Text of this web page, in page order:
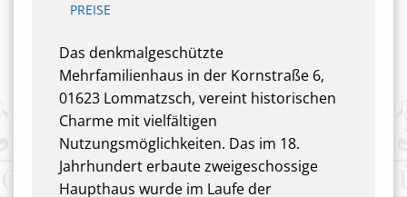
PREISE
Das denkmalgeschützte
Mehrfamilienhaus in der Kornstraße 6,
01623 Lommatzsch, vereint historischen
Charme mit vielfältigen
Nutzungsmöglichkeiten. Das im 18.
Jahrhundert erbaute zweigeschossige
Haupthaus wurde im Laufe der